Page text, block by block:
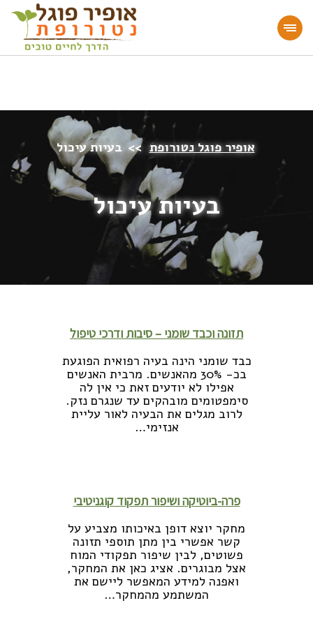
מעוניינים להעמיק או להתחיל דרך חיים בריאה?
הצטרפו לאתר!
אופיר פוגל נטורופת >> בעיות עיכול
בעיות עיכול
תזונה וכבד שומני – סיבות ודרכי טיפול
כבד שומני הינה בעיה רפואית הפוגעת
בכ- 30% מהאנשים. מרבית האנשים
אפילו לא יודעים זאת כי אין לה
סימפטומים מובהקים עד שנגרם נזק.
לרוב מגלים את הבעיה לאור עליית
אנזימי…
לקריאה נוספת >>
פרה-ביוטיקה ושיפור תפקוד קוגניטיבי
מחקר יוצא דופן באיכותו מצביע על
קשר אפשרי בין מתן תוספי תזונה
פשוטים, לבין שיפור תפקודי המוח
אצל מבוגרים. אציג כאן את המחקר,
ואפנה למידע המאפשר ליישם את
המשתמע מהמחקר…